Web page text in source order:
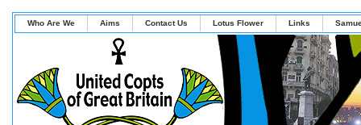
Who Are We Aims Contact Us Lotus Flower Links